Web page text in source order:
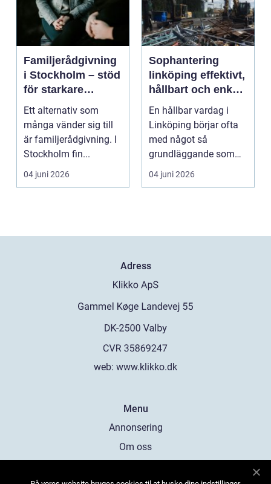
Familjerådgivning
i Stockholm – stöd
för starkare
relationer
Ett alternativ som
många vänder sig till
är familjerådgivning. I
Stockholm fin...
04 juni 2026
Sophantering
linköping effektivt,
hållbart och enkelt
i praktiken
En hållbar vardag i
Linköping börjar ofta
med något så
grundläggande som
hur sopor hanteras.
För mån...
04 juni 2026
Adress
web: www.klikko.dk
Menu
Annonsering
Om oss